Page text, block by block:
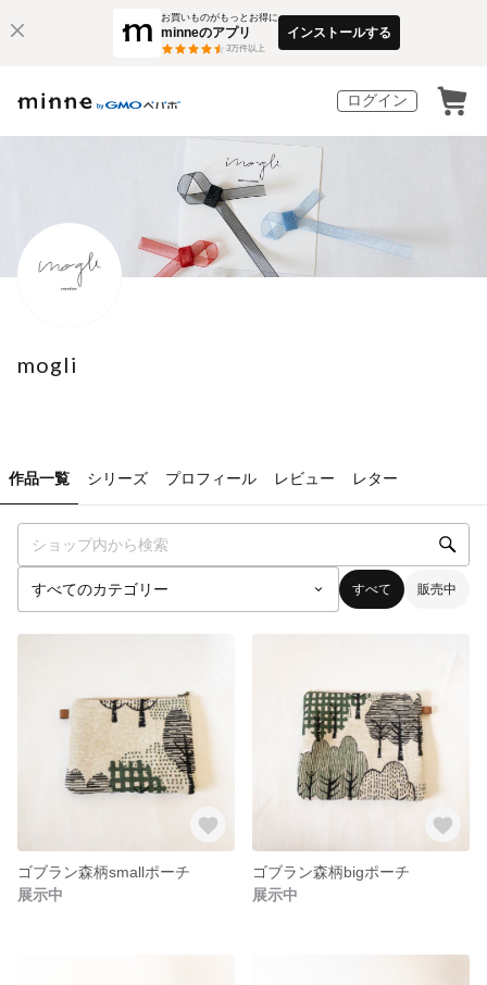
お買いものがもっとお得に
minneのアプリ
3万件以上
インストールする
ログイン
mogli
作品一覧 シリーズ プロフィール レビュー レター
すべて 販売中
ゴブラン森柄smallポーチ
展示中
ゴブラン森柄bigポーチ
展示中